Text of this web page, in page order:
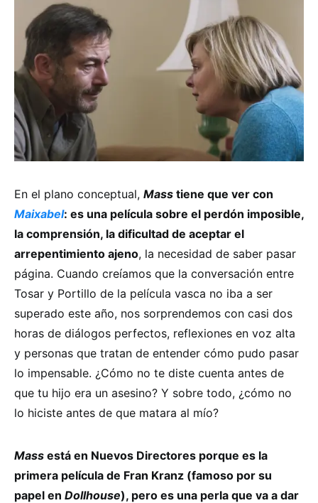
En el plano conceptual, Mass tiene que ver con
Maixabel: es una película sobre el perdón imposible,
la comprensión, la dificultad de aceptar el
arrepentimiento ajeno, la necesidad de saber pasar
página. Cuando creíamos que la conversación entre
Tosar y Portillo de la película vasca no iba a ser
superado este año, nos sorprendemos con casi dos
horas de diálogos perfectos, reflexiones en voz alta
y personas que tratan de entender cómo pudo pasar
lo impensable. ¿Cómo no te diste cuenta antes de
que tu hijo era un asesino? Y sobre todo, ¿cómo no
lo hiciste antes de que matara al mío?
Mass está en Nuevos Directores porque es la
primera película de Fran Kranz (famoso por su
papel en Dollhouse), pero es una perla que va a dar